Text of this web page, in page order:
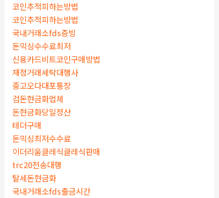
코인추적피하는방법
코인추적피하는방법
국내거래소fds증빙
돈믹싱수수료최저
신용카드비트코인구매방법
재정거래세탁대행사
중고오다대포통장
검돈현금화업체
돈현금화당일정산
테더구매
돈믹싱최저수수료
이더리움클레식클레식판매
trc20전송대행
탈세돈현금화
국내거래소fds출금시간